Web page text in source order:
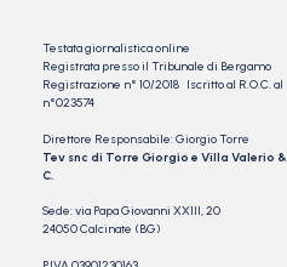
Testata giornalistica online
Registrata presso il Tribunale di Bergamo
Registrazione n° 10/2018 Iscritto al R.O.C. al
n°023574
Direttore Responsabile: Giorgio Torre
Tev snc di Torre Giorgio e Villa Valerio &
C.
Sede: via Papa Giovanni XXIII, 20
24050 Calcinate (BG)